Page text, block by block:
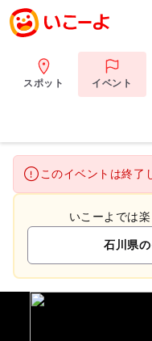
スポット イベント
このイベントは終了
いこーよでは
石川県